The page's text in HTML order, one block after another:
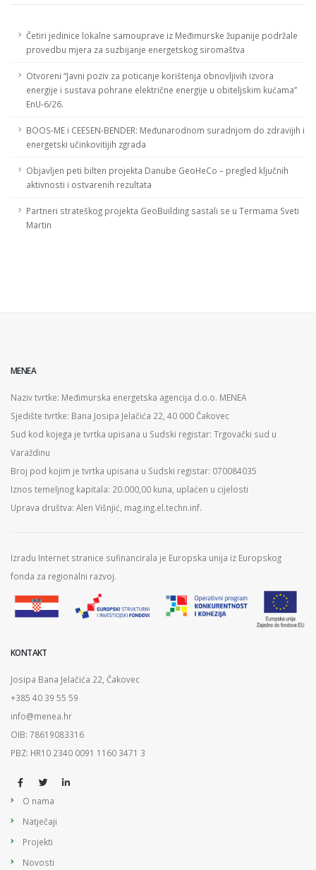
Četiri jedinice lokalne samouprave iz Međimurske županije podržale
provedbu mjera za suzbijanje energetskog siromaštva
Otvoreni “Javni poziv za poticanje korištenja obnovljivih izvora
energije i sustava pohrane električne energije u obiteljskim kućama”
EnU-6/26.
BOOS-ME i CEESEN-BENDER: Međunarodnom suradnjom do zdravijih i
energetski učinkovitijih zgrada
Objavljen peti bilten projekta Danube GeoHeCo – pregled ključnih
aktivnosti i ostvarenih rezultata
Partneri strateškog projekta GeoBuilding sastali se u Termama Sveti
Martin
MENEA
Naziv tvrtke: Međimurska energetska agencija d.o.o. MENEA
Sjedište tvrtke: Bana Josipa Jelačića 22, 40 000 Čakovec
Sud kod kojega je tvrtka upisana u Sudski registar: Trgovački sud u
Varaždinu
Broj pod kojim je tvrtka upisana u Sudski registar: 070084035
Iznos temeljnog kapitala: 20.000,00 kuna, uplaćen u cijelosti
Uprava društva: Alen Višnjić, mag.ing.el.techn.inf.
Izradu Internet stranice sufinancirala je Europska unija iz Europskog
fonda za regionalni razvoj.
KONTAKT
Josipa Bana Jelačića 22, Čakovec
+385 40 39 55 59
info@menea.hr
OIB: 78619083316
PBZ: HR10 2340 0091 1160 3471 3
O nama
Natječaji
Projekti
Novosti